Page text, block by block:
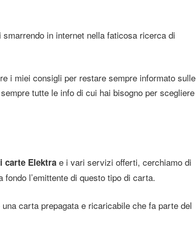
in internet nella faticosa ricerca di
i miei consigli per restare sempre informato sulle
tutte le info di cui hai bisogno per scegliere
carte Elektra e i vari servizi offerti, cerchiamo di
l’emittente di questo tipo di carta.
carta prepagata e ricaricabile che fa parte del